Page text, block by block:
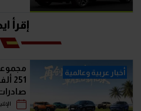
إقرأ
أخبار عربية وعالمية
صادرات
الإثنين 11